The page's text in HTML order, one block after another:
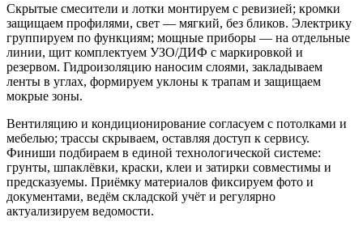
Скрытые смесители и лотки монтируем с ревизией; кромки
защищаем профилями, свет — мягкий, без бликов. Электрику
группируем по функциям; мощные приборы — на отдельные
линии, щит комплектуем УЗО/ДИФ с маркировкой и
резервом. Гидроизоляцию наносим слоями, закладываем
ленты в углах, формируем уклоны к трапам и защищаем
мокрые зоны.
Вентиляцию и кондиционирование согласуем с потолками и
мебелью; трассы скрываем, оставляя доступ к сервису.
Финиши подбираем в единой технологической системе:
грунты, шпаклёвки, краски, клеи и затирки совместимы и
предсказуемы. Приёмку материалов фиксируем фото и
документами, ведём складской учёт и регулярно
актуализируем ведомости.